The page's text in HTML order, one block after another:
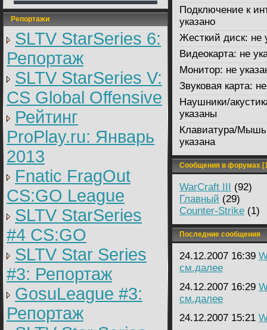
Репортажи
SLTV StarSeries 6:
Репортаж
SLTV StarSeries V:
CS Global Offensive
Рейтинг
ProPlay.ru: Январь
2013
Fnatic FragOut
CS:GO League
SLTV StarSeries
#4 CS:GO
SLTV Star Series
#3: Репортаж
GosuLeague #3:
Репортаж
Подключение к
указано
Жесткий диск: не
Видеокарта: не
Монитор: не
Звуковая карта:
Наушники/
указаны
Клавиатура/
указана
Сообщения в форумах
WarCraft III (92)
Главный (29)
Counter-Strike (1)
Последние сообщения
24.12.2007 16:39
см.далее
24.12.2007 16:29
см.далее
24.12.2007 15:21